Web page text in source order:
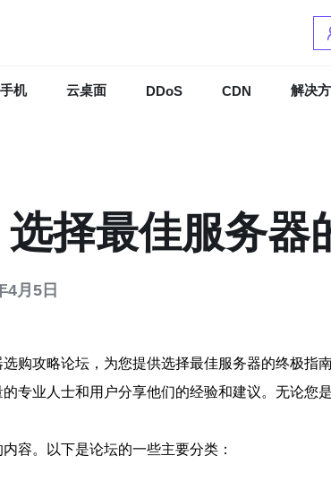
机 云桌面 DDoS CDN 解决
择最佳服务器
4月5日
购攻略论坛，为您提供选择最佳服务器的终极指南
专业人士和用户分享他们的经验和建议。无论您
容。以下是论坛的一些主要分类：